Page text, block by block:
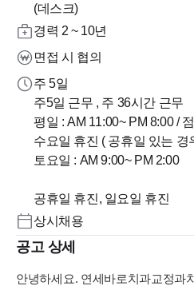
(데스크)
경력 2 ~ 10년
면접 시 협의
주 5일
주5일 근무 , 주 36시간 근무
평일 : AM 11:00~ PM 8:00 /
수요일 휴진 ( 공휴일 있는 경
토요일 : AM 9:00~ PM 2:00
공휴일 휴진, 일요일 휴진
상시채용
공고 상세
안녕하세요. 연세바로치과교정과